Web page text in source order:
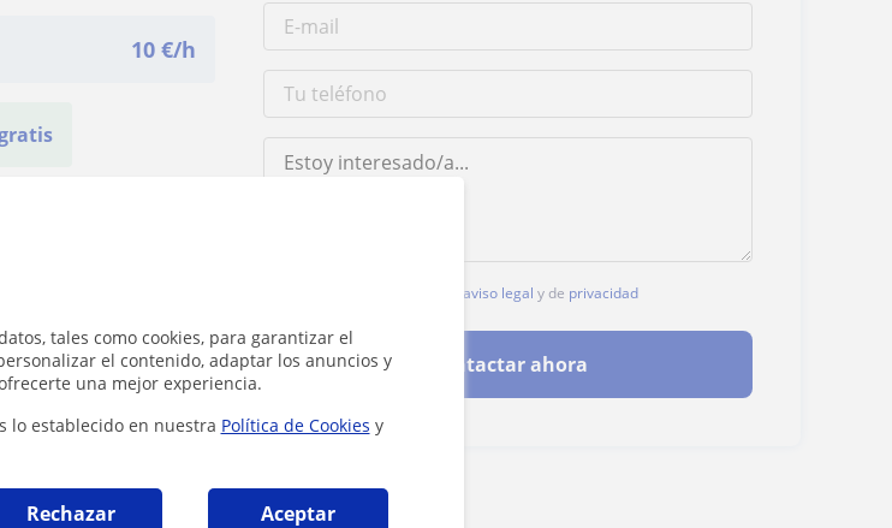
tales como cookies, para garantizar el
el contenido, adaptar los anuncios y
una mejor experiencia.
lo establecido en nuestra Política de Cookies y
Rechazar Aceptar
10 €/h
aviso legal y de privacidad
Contactar ahora
en este perfil? Cuéntanos